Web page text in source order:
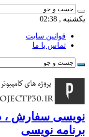
یکشنبه , 02:38
قوانین سایت
تماس با ما
نویسی سفارش ،
برنامه نویسی